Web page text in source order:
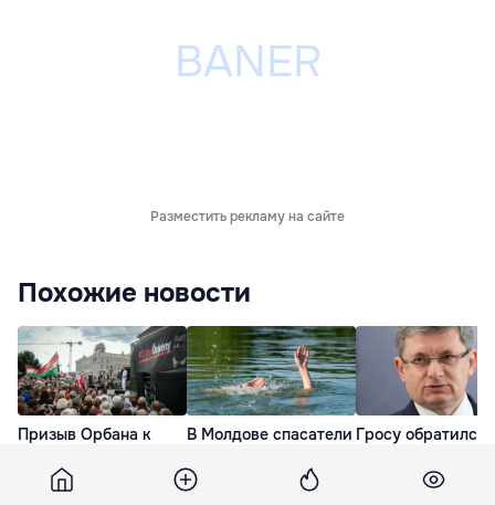
Разместить рекламу на сайте
Похожие новости
Призыв Орбана к
отстранения
президента Венгрии
В Молдове спасатели
осторожности на
воде в жаркие дни
Гросу обратился
призывом
потребление